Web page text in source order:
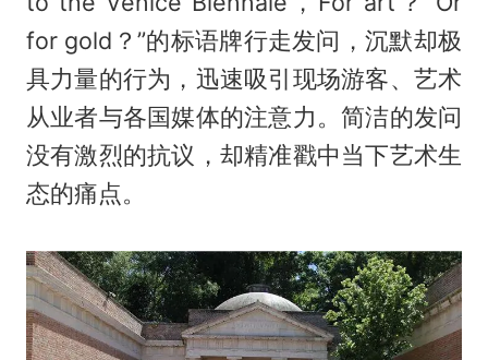
for gold？”的标语牌行走发问，沉默却极
具力量的行为，迅速吸引现场游客、艺术
从业者与各国媒体的注意力。简洁的发问
没有激烈的抗议，却精准戳中当下艺术生
态的痛点。